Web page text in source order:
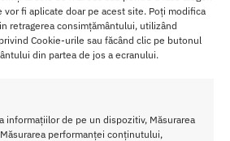
vor fi aplicate doar pe acest site. Poți modifica
retragerea consimțământului, utilizând
Cookie-urile sau făcând clic pe butonul
din partea de jos a ecranului.
informațiilor de pe un dispozitiv, Măsurarea
performanței conținutului,
Tester PheroStrong Pheromone HQ for
cum ar fi incheieturile sau gatul,
aroma pe parcursul zilei.